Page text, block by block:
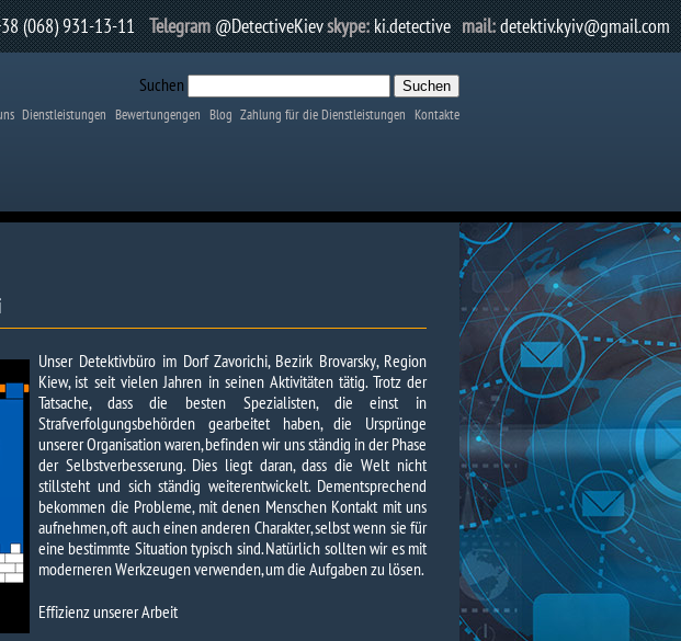
(068) 931-13-11 Telegram@DetectiveKievskype:ki.detective mail:detektiv.kyiv@gmail.com
Suchen
Dienstleistungen Bewertungengen Blog Zahlung für die Dienstleistungen Kontakte
Unser Detektivbüro im Dorf Zavorichi, Bezirk Brovarsky, Region
Kiew, ist seit vielen Jahren in seinen Aktivitäten tätig. Trotz der
Tatsache, dass die besten Spezialisten, die einst in
Strafverfolgungsbehörden gearbeitet haben, die Ursprünge
unserer Organisation waren, befinden wir uns ständig in der Phase
der Selbstverbesserung. Dies liegt daran, dass die Welt nicht
stillsteht und sich ständig weiterentwickelt. Dementsprechend
bekommen die Probleme, mit denen Menschen Kontakt mit uns
aufnehmen, oft auch einen anderen Charakter, selbst wenn sie für
eine bestimmte Situation typisch sind. Natürlich sollten wir es mit
moderneren Werkzeugen verwenden, um die Aufgaben zu lösen.
Effizienz unserer Arbeit